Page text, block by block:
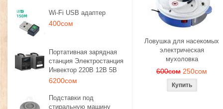
Wi-Fi USB адаптер
400сом
Портативная зарядная
станция Электростанция
Инвектор 220В 12В 5В
6200сом
Подставки под
стиральную машину
Ловушка для насекомых
электрическая
мухоловка
600сом 250сом